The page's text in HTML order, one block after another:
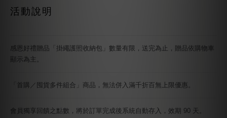
活動說明
感恩好禮贈品「掛繩護照收納包」數量有限，送完為止，贈品依購物車
顯示為主。
「首購／囤貨多件組合」商品，無法併入滿千折百無上限優惠。
會員獨享回饋之點數，將於訂單完成後系統自動存入，效期 90 天。